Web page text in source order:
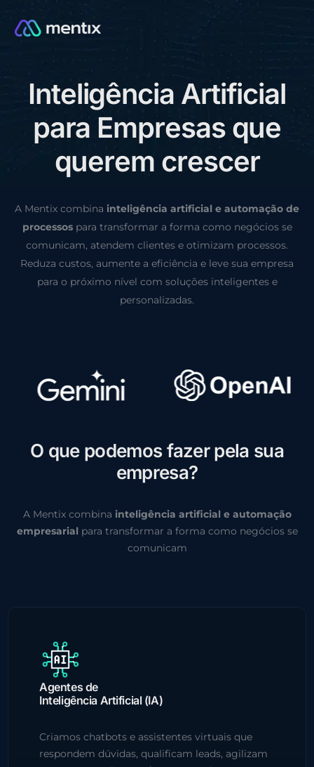
Inteligência Artificial
para Empresas que
querem crescer
A Mentix combina inteligência artificial e automação de
processospara transformar a forma como negócios se
comunicam, atendem clientes e otimizam processos.
Reduza custos, aumente a eficiência e leve sua empresa
para o próximo nível com soluções inteligentes e
personalizadas.
O que podemos fazer pela sua
empresa?
A Mentix combina inteligência artificial e automação
empresarial para transformar a forma como negócios se
comunicam
Agentes de
Inteligência Artificial (IA)
Criamos chatbots e assistentes virtuais que
respondem dúvidas, qualificam leads, agilizam
CONSULTORIA GRÁTIS